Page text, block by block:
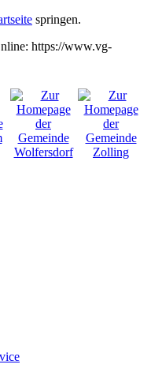
springen.
https://www.vg-